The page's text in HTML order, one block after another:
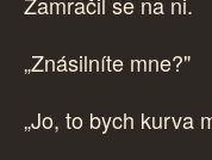
„Znásilníte mne?"
„Jo, to bych kurva